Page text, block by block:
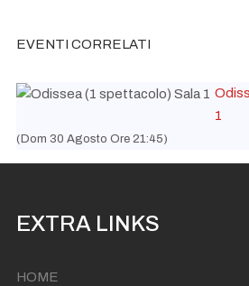
EVENTI CORRELATI
1
(Dom 30 Agosto Ore 21:45)
EXTRA LINKS
HOME